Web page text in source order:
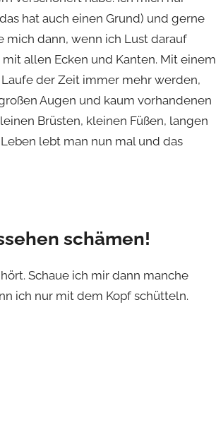
hat auch einen Grund) und gerne
mich dann, wenn ich Lust darauf
allen Ecken und Kanten. Mit einem
der Zeit immer mehr werden,
Augen und kaum vorhandenen
Brüsten, kleinen Füßen, langen
lebt man nun mal und das
schämen!
Schaue ich mir dann manche
ich nur mit dem Kopf schütteln.